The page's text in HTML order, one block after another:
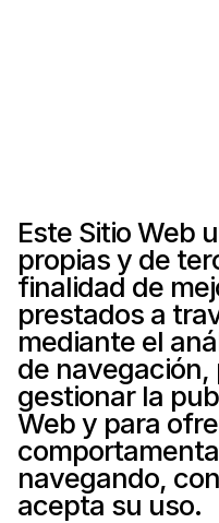
Este Sitio Web
propias y de
finalidad de
prestados a
mediante el
de navegación,
gestionar la
Web y para
navegando,
acepta su uso.